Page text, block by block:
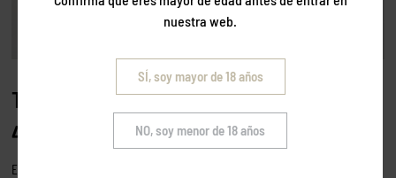
Tapón hermético para cava
4,95
Este tapón es el utensilio que necesitas para guardar esa botella de cava
nuestra web.
SÍ, soy mayor de 18 años
NO, soy menor de 18 años